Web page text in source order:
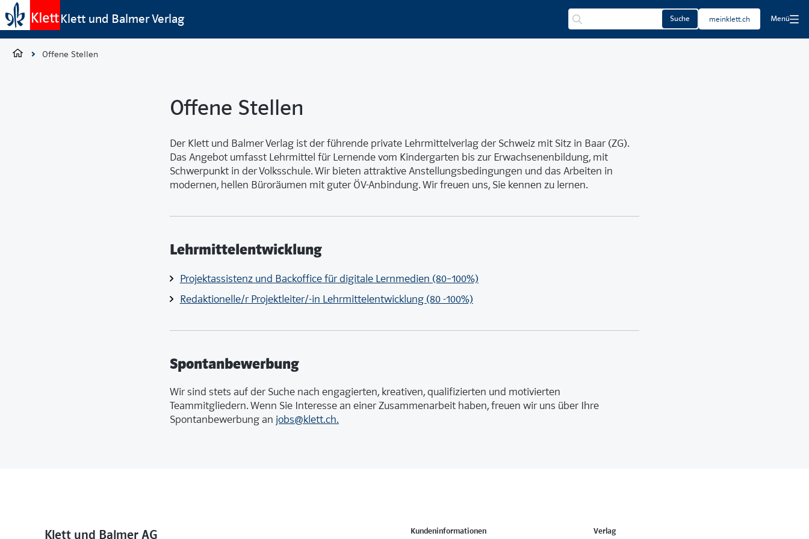
Klett und Balmer Verlag Suche meinklett.ch Menü
Offene Stellen
Offene Stellen
Der Klett und Balmer Verlag ist der führende private Lehrmittelverlag der Schweiz mit Sitz in Baar (ZG).
Das Angebot umfasst Lehrmittel für Lernende vom Kindergarten bis zur Erwachsenenbildung, mit
Schwerpunkt in der Volksschule. Wir bieten attraktive Anstellungsbedingungen und das Arbeiten in
modernen, hellen Büroräumen mit guter ÖV-Anbindung. Wir freuen uns, Sie kennen zu lernen.
Lehrmittelentwicklung
Projektassistenz und Backoffice für digitale Lernmedien (80–100%)
Redaktionelle/r Projektleiter/-in Lehrmittelentwicklung (80 -100%)
Spontanbewerbung
Wir sind stets auf der Suche nach engagierten, kreativen, qualifizierten und motivierten
Teammitgliedern. Wenn Sie Interesse an einer Zusammenarbeit haben, freuen wir uns über Ihre
Spontanbewerbung an jobs@klett.ch.
Klett und Balmer AG Kundeninformationen Verlag